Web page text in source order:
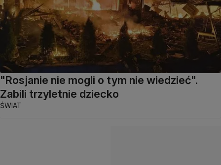
"Rosjanie nie mogli o tym nie wiedzieć".
Zabili trzyletnie dziecko
ŚWIAT